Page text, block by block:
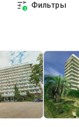
2 Фильтры